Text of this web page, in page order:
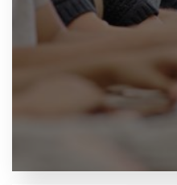
BUSCA TU